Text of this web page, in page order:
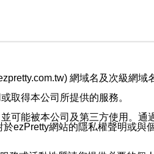
網域名及次級網
取得本公司所提供的服務。
能被本公司及第三方使用。
ezPretty網站的隱私權聲明或與